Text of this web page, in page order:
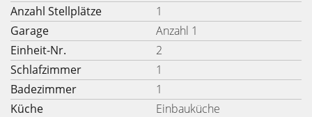
Anzahl Stellplätze
1
Garage
Anzahl 1
Einheit-Nr.
2
Schlafzimmer
1
Badezimmer
1
Küche
Einbauküche